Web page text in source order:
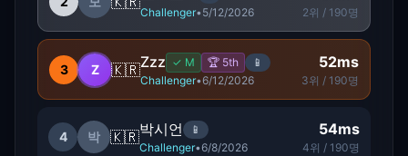
Challenger• 5/12/2026 2위 / 190명
3 Z 🇰🇷Zzz ✓ M 🏆 5th
📱
Challenger•6/12/2026
52ms
3위 / 190명
4 박 🇰🇷박시언
📱
Challenger•6/8/2026
54ms
4위 / 190명